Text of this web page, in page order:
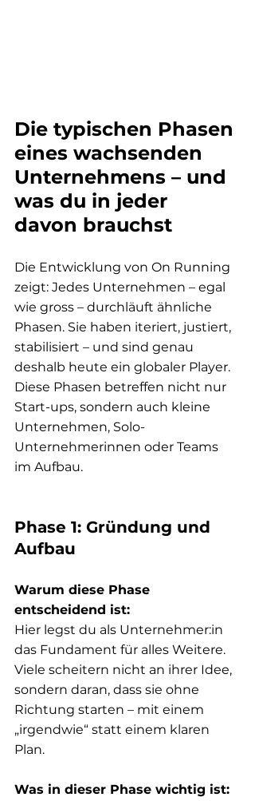
Die typischen Phasen
eines wachsenden
Unternehmens – und
was du in jeder
davon brauchst
Die Entwicklung von On Running
zeigt: Jedes Unternehmen – egal
wie gross – durchläuft ähnliche
Phasen. Sie haben iteriert, justiert,
stabilisiert – und sind genau
deshalb heute ein globaler Player.
Diese Phasen betreffen nicht nur
Start-ups, sondern auch kleine
Unternehmen, Solo-
Unternehmerinnen oder Teams
im Aufbau.
Phase 1: Gründung und
Aufbau
Warum diese Phase
entscheidend ist:
Hier legst du als Unternehmer:in
das Fundament für alles Weitere.
Viele scheitern nicht an ihrer Idee,
sondern daran, dass sie ohne
Richtung starten – mit einem
„irgendwie“ statt einem klaren
Plan.
Was in dieser Phase wichtig ist: